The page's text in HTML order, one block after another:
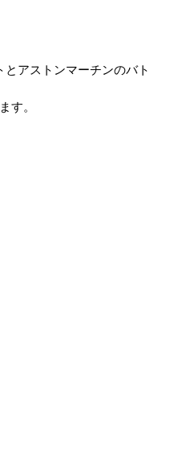
アストンマーチンのバト
す。